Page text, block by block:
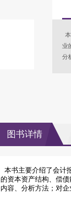
业
分
图书详情
本书主要介绍了会计
的资本资产结构、偿
内容、分析方法；对